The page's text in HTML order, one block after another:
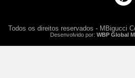
Todos os direitos reservados - MBigucci
Desenvolvido por: WBP Global